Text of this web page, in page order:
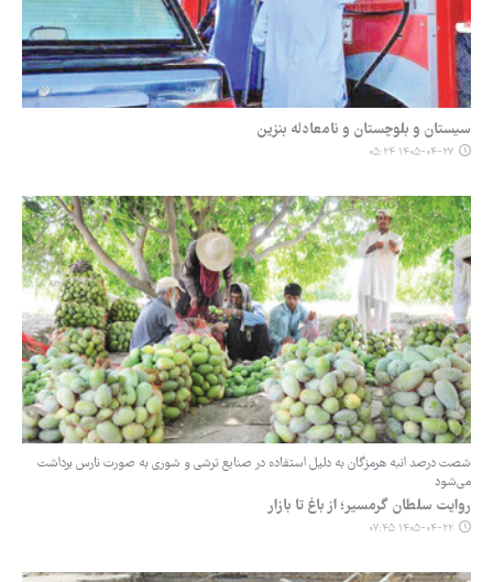
سیستان و بلوچستان و نامعادله بنزین
۱۴۰۵-۰۴-۲۷ ۰۵:۲۴
شصت درصد انبه هرمزگان به دلیل استفاده در صنایع ترشی و شوری به صورت نارس برداشت
می‌شود
روایت سلطان گرمسیر؛ از باغ تا بازار
۱۴۰۵-۰۴-۲۲ ۰۷:۴۵